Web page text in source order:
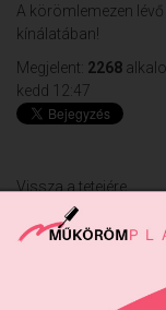
A körömlemezen
kínálatában!
Megjelent: 2268
kedd 12:47
Vissza a tetejére
Részletes